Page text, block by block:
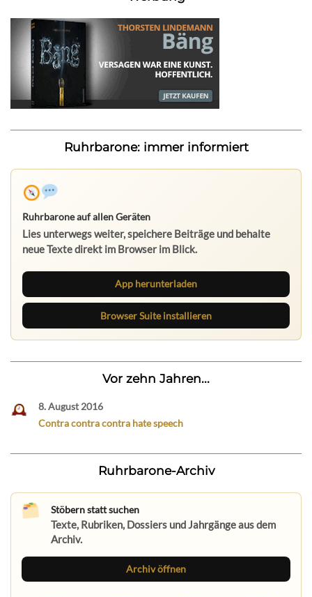
Ruhrbarone: immer informiert
Ruhrbarone auf allen Geräten
Lies unterwegs weiter, speichere Beiträge und behalte
neue Texte direkt im Browser im Blick.
App herunterladen
Browser Suite installieren
Vor zehn Jahren...
8. August 2016
Contra contra contra hate speech
Ruhrbarone-Archiv
Stöbern statt suchen
Texte, Rubriken, Dossiers und Jahrgänge aus dem
Archiv.
Archiv öffnen